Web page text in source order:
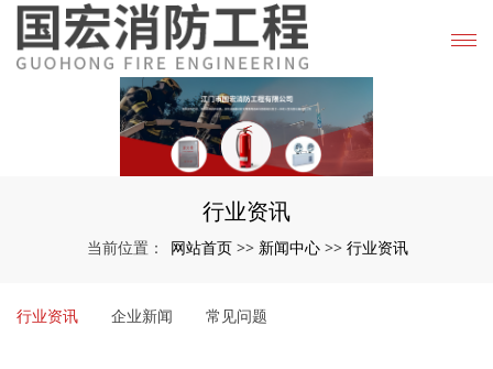
行业资讯
当前位置： 网站首页 >> 新闻中心 >> 行业资讯
行业资讯 企业新闻 常见问题